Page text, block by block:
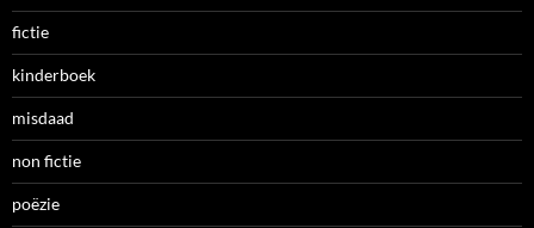
fictie
kinderboek
misdaad
non fictie
poëzie